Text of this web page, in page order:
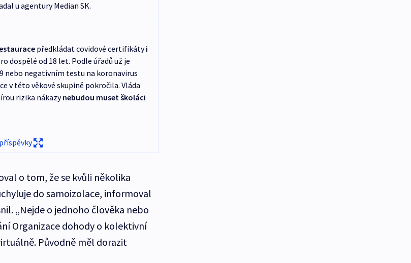
u agentury Median SK.
předkládat covidové certifikátyi
dospělé od 18 let. Podle úřadů už je
nebo negativním testu na koronavirus
v této věkové skupině pokročila. Vláda
rizika nákazynebudou muset školáci
o tom, že se kvůli několika
do samoizolace, informoval
„Nejde o jednoho člověka nebo
Organizace dohody o kolektivní
Původně měl dorazit